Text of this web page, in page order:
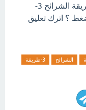
طرائق التشكيل 1-طريقة الضغط 2- طريقة الشرائح 3-
؟ اترك تعليق
الشرائح
3-طريقة